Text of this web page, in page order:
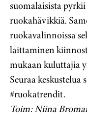
suomalaisista
ruokahävikkiä.
ruokavalinnoissa
laittaminen
mukaan kuluttajia
Seuraa keskustelua
#ruokatrendit.
Toim: Niina